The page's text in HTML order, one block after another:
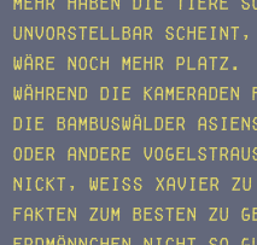
unvorstellbar scheint,
wäre noch mehr Platz.
Während die
die Bambuswälder
oder andere
nickt, weiß Xavier zu
Fakten zum Besten zu